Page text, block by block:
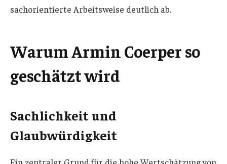
sachorientierte Arbeitsweise deutlich ab.
Warum Armin Coerper so
geschätzt wird
Sachlichkeit und
Glaubwürdigkeit